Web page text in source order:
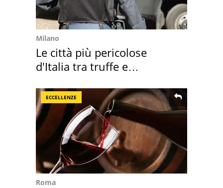
Milano
Le città più pericolose
d'Italia tra truffe e
ECCELLENZE
Roma